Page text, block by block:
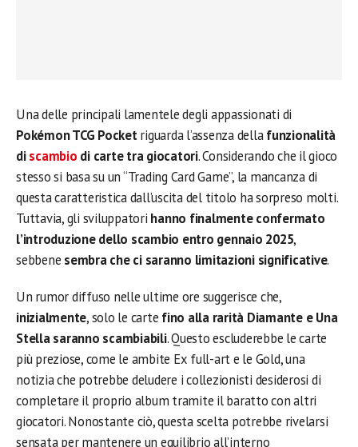
Una delle principali lamentele degli appassionati di
Pokémon TCG Pocketriguarda l’assenza dellafunzionalità
discambio di carte tra giocatori. Considerando che il gioco
stesso si basa su un “Trading Card Game”, la mancanza di
questa caratteristica dall’uscita del titolo ha sorpreso molti.
Tuttavia, gli sviluppatori hanno finalmente confermato
l’introduzione dello scambio entro gennaio 2025,
sebbene sembra che ci saranno limitazioni significative.
Un rumor diffuso nelle ultime ore suggerisce che,
inizialmente, solo le carte fino alla rarità Diamante e Una
Stella saranno scambiabili. Questo escluderebbe le carte
più preziose, come le ambite Ex full-art e le Gold, una
notizia che potrebbe deludere i collezionisti desiderosi di
completare il proprio album tramite il baratto con altri
giocatori. Nonostante ciò, questa scelta potrebbe rivelarsi
sensata per mantenere un equilibrio all’interno